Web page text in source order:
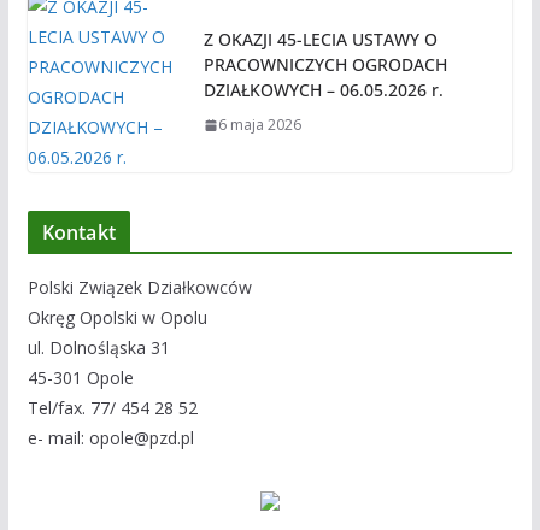
Z OKAZJI 45-LECIA USTAWY O
PRACOWNICZYCH OGRODACH
DZIAŁKOWYCH – 06.05.2026 r.
6 maja 2026
Kontakt
Polski Związek Działkowców
Okręg Opolski w Opolu
ul. Dolnośląska 31
45-301 Opole
Tel/fax. 77/ 454 28 52
e- mail: opole@pzd.pl